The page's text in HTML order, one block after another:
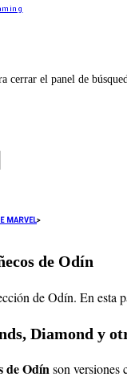
cerrar el panel de
MARVEL>
de Odín
de Odín. En
Diamond y
de Odínson versiones